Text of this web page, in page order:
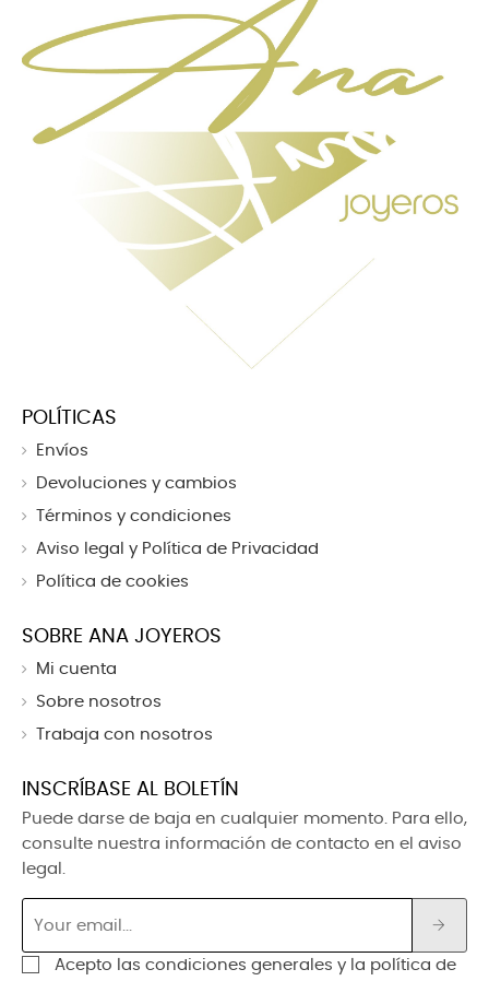
POLÍTICAS
Envíos
Devoluciones y cambios
Términos y condiciones
Aviso legal y Política de Privacidad
Política de cookies
SOBRE ANA JOYEROS
Mi cuenta
Sobre nosotros
Trabaja con nosotros
INSCRÍBASE AL BOLETÍN
Puede darse de baja en cualquier momento. Para ello,
consulte nuestra información de contacto en el aviso
legal.
Acepto las condiciones generales y la política de